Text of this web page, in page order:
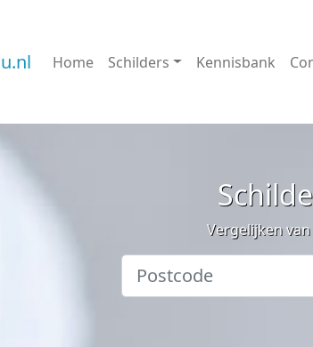
Home Schilders Kennisbank
Vergelijken